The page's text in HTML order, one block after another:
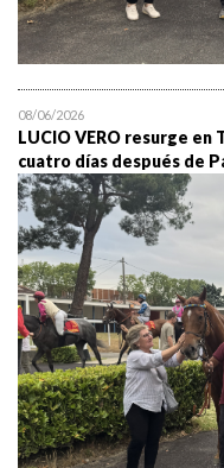
08/06/2026
LUCIO VERO resurge
cuatro días después de